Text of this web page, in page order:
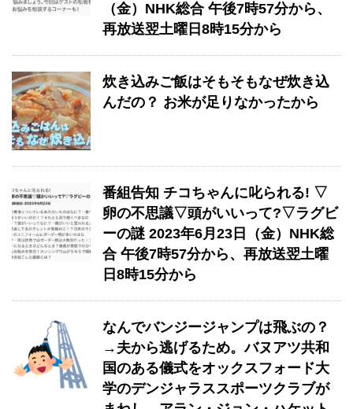
（金）NHK総合 午後7時57分から、
再放送翌土曜日8時15分から
炊き込みご飯はそもそもなぜ炊き込
んだの？ お米が足りなかったから
番組告知 チコちゃんに叱られる! ▽
卵の不思議▽頭がいいって?▽ラグビ
ーの謎 2023年6月23日（金）NHK総
合 午後7時57分から、再放送翌土曜
日8時15分から
なんでバンジージャンプは飛ぶの？
→夫から逃げるため。バヌアツ共和
国のある儀式をオックスフォード大
学のデンジャラススポーツクラブが